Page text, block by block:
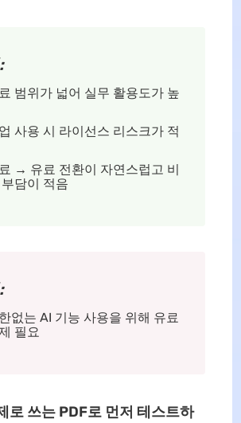
범위가 넓어 실무 활용도가 높
사용 시 라이선스 리스크가 적
→ 유료 전환이 자연스럽고 비
담이 적음
없는 AI 기능 사용을 위해 유료
필요
로 쓰는 PDF로 먼저 테스트하